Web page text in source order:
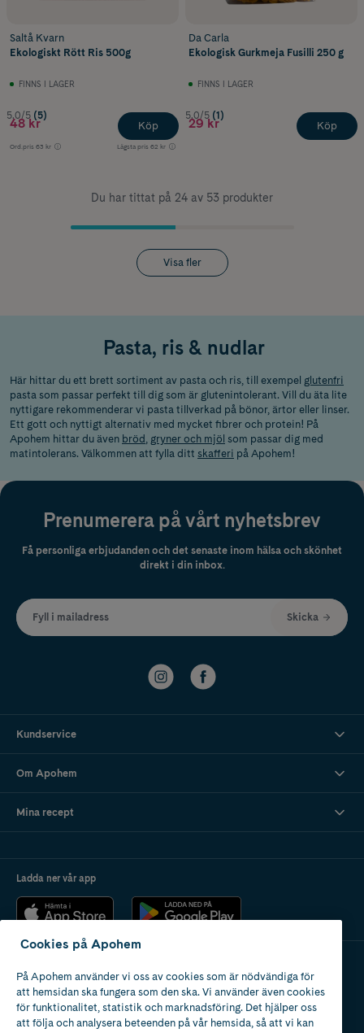
Saltå Kvarn
Ekologiskt Rött Ris 500g
FINNS I LAGER
5.0/5 (5)
48 kr
Ord.pris 63 kr Lägsta pris 62 kr
Köp
Da Carla
Ekologisk Gurkmeja Fusilli 250 g
FINNS I LAGER
5.0/5 (1)
29 kr Köp
Du har tittat på 24 av 53 produkter
Visa fler
Pasta, ris & nudlar
Här hittar du ett brett sortiment av pasta och ris, till exempel glutenfri
pasta som passar perfekt till dig som är glutenintolerant. Vill du äta lite
nyttigare rekommenderar vi pasta tillverkad på bönor, ärtor eller linser.
Ett gott och nyttigt alternativ med mycket fibrer och protein! På
Apohem hittar du även bröd , gryner och mjöl som passar dig med
matintolerans. Välkommen att fylla ditt skafferi på Apohem!
Prenumerera på vårt nyhetsbrev
Få personliga erbjudanden och det senaste inom hälsa och skönhet
direkt i din inbox.
Fyll i mailadress Skicka
Kundservice
Om Apohem
Mina recept
Ladda ner vår app
Apotek med tillstånd
av Läkemedelsverket
Cookies på Apohem
På Apohem använder vi oss av cookies som är nödvändiga för
att hemsidan ska fungera som den ska. Vi använder även cookies
för funktionalitet, statistik och marknadsföring. Det hjälper oss
att följa och analysera beteenden på vår hemsida, så att vi kan